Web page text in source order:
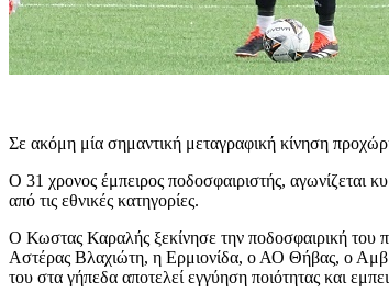
Σε ακόμη μία σημαντική μεταγραφική κίνηση
Ο 31 χρονος έμπειρος ποδοσφαιριστής, αγωνίζεται
από τις εθνικές κατηγορίες.
Ο Κωστας Καραλής ξεκίνησε την ποδοσφαιρική του
Αστέρας Βλαχιώτη, η Ερμιονίδα, ο ΑΟ Θήβας, ο
του στα γήπεδα αποτελεί εγγύηση ποιότητας και